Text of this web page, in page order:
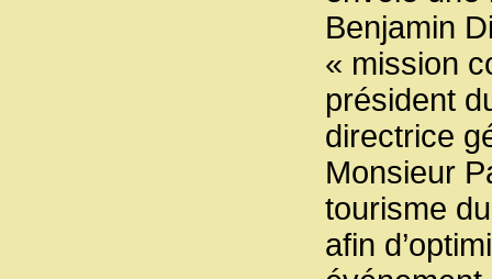
Benjamin
« mission
président
directrice
Monsieur
tourisme
afin